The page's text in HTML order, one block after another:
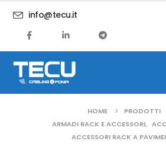
info@tecu.it
HOME
PRODOTTI
ARMADI RACK E ACCESSORI,
ACCESSORI RACK A